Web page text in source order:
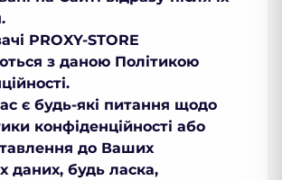
PROXY-STORE
з даною Політикою
є будь-які питання щодо
конфіденційності або
до Ваших
даних, будь ласка,